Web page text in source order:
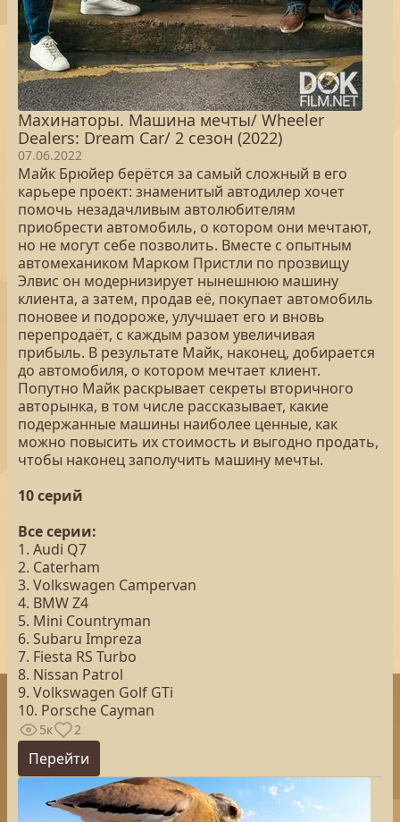
Махинаторы. Машина мечты/ Wheeler
Dealers: Dream Car/ 2 сезон (2022)
07.06.2022
Майк Брюйер берётся за самый сложный в его
карьере проект: знаменитый автодилер хочет
помочь незадачливым автолюбителям
приобрести автомобиль, о котором они мечтают,
но не могут себе позволить. Вместе с опытным
автомехаником Марком Пристли по прозвищу
Элвис он модернизирует нынешнюю машину
клиента, а затем, продав её, покупает автомобиль
поновее и подороже, улучшает его и вновь
перепродаёт, с каждым разом увеличивая
прибыль. В результате Майк, наконец, добирается
до автомобиля, о котором мечтает клиент.
Попутно Майк раскрывает секреты вторичного
авторынка, в том числе рассказывает, какие
подержанные машины наиболее ценные, как
можно повысить их стоимость и выгодно продать,
чтобы наконец заполучить машину мечты.
10 серий
Все серии:
1. Audi Q7
2. Caterham
3. Volkswagen Campervan
4. BMW Z4
5. Mini Countryman
6. Subaru Impreza
7. Fiesta RS Turbo
8. Nissan Patrol
9. Volkswagen Golf GTi
10. Porsche Cayman
5к 2
Перейти